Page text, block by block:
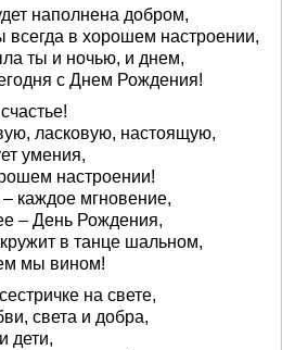
наполнена добром,
всегда в хорошем настроении,
ты и ночью, и днем,
с Днем Рождения!
ласковую, настоящую,
умения,
настроении!
каждое мгновение,
– День Рождения,
в танце шальном,
мы вином!
на свете,
света и добра,
дети,